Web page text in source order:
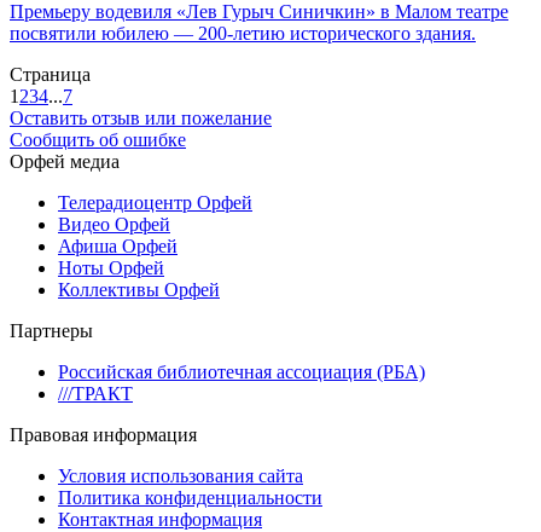
Премьеру водевиля «Лев Гурыч Синичкин» в Малом театре
посвятили юбилею — 200-летию исторического здания.
Страница
1 234...7
Оставить отзыв или пожелание
Сообщить об ошибке
Орфей медиа
Телерадиоцентр Орфей
Видео Орфей
Афиша Орфей
Ноты Орфей
Коллективы Орфей
Партнеры
Российская библиотечная ассоциация (РБА)
///ТРАКТ
Правовая информация
Условия использования сайта
Политика конфиденциальности
Контактная информация